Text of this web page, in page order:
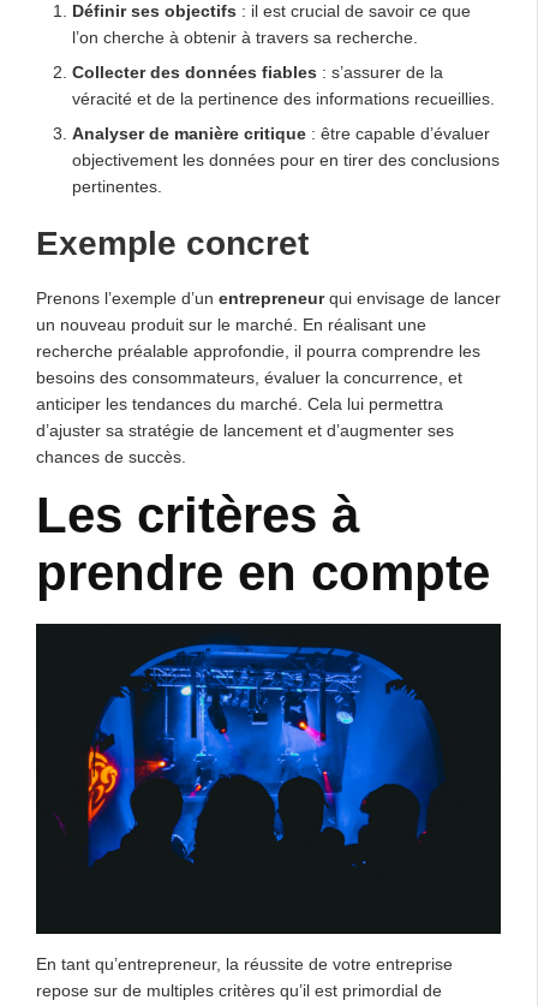
Définir ses objectifs : il est crucial de savoir ce que
l’on cherche à obtenir à travers sa recherche.
Collecter des données fiables : s’assurer de la
véracité et de la pertinence des informations recueillies.
Analyser de manière critique : être capable d’évaluer
objectivement les données pour en tirer des conclusions
pertinentes.
Exemple concret
Prenons l’exemple d’un entrepreneurqui envisage de lancer
un nouveau produit sur le marché. En réalisant une
recherche préalable approfondie, il pourra comprendre les
besoins des consommateurs, évaluer la concurrence, et
anticiper les tendances du marché. Cela lui permettra
d’ajuster sa stratégie de lancement et d’augmenter ses
chances de succès.
Les critères à
prendre en compte
En tant qu’entrepreneur, la réussite de votre entreprise
repose sur de multiples critères qu’il est primordial de